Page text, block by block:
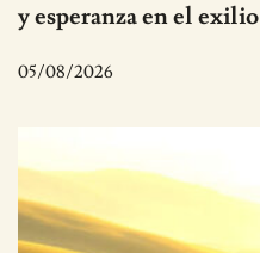
y esperanza en el exilio
05/08/2026